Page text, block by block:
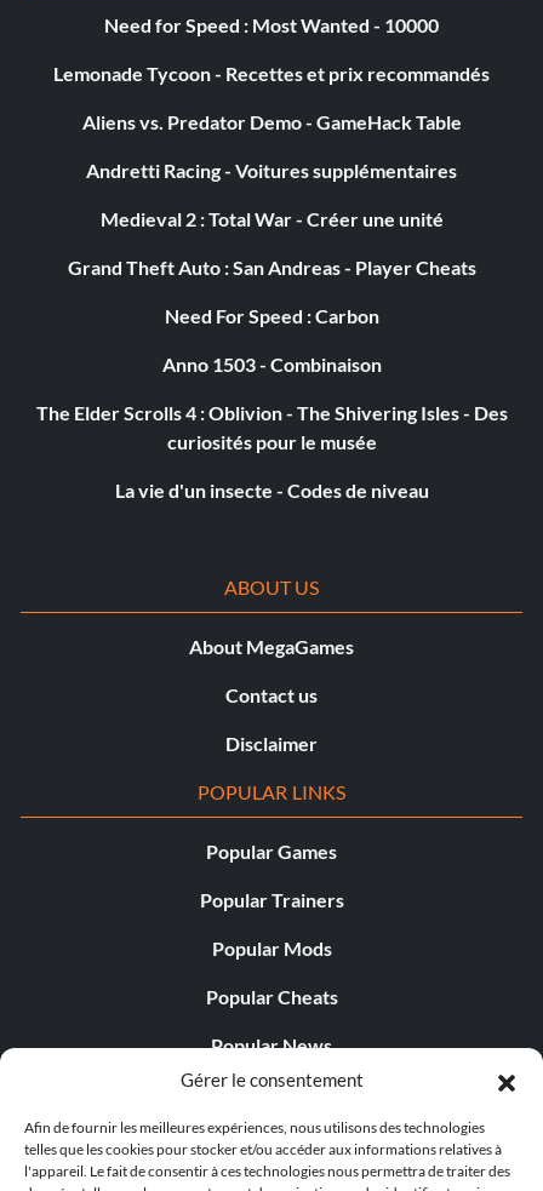
Gérer le consentement
Afin de fournir les meilleures expériences, nous utilisons des technologies
telles que les cookies pour stocker et/ou accéder aux informations relatives à
l'appareil. Le fait de consentir à ces technologies nous permettra de traiter des
Need for Speed : Most Wanted - 10000
Lemonade Tycoon - Recettes et prix recommandés
Aliens vs. Predator Demo - GameHack Table
Andretti Racing - Voitures supplémentaires
Medieval 2 : Total War - Créer une unité
Grand Theft Auto : San Andreas - Player Cheats
Need For Speed : Carbon
Anno 1503 - Combinaison
The Elder Scrolls 4 : Oblivion - The Shivering Isles - Des
curiosités pour le musée
La vie d'un insecte - Codes de niveau
ABOUT US
About MegaGames
Contact us
Disclaimer
POPULAR LINKS
Popular Games
Popular Trainers
Popular Mods
Popular Cheats
Popular News
Popular Editorials
Popular Free Games